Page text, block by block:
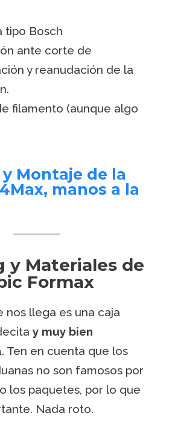
tipo Bosch
ante corte de
y reanudación de la
filamento (aunque algo
Montaje de la
manos a la
y Materiales de
Formax
nos llega es una caja
y muy bien
. Ten en cuenta que los
no son famosos por
los paquetes, por lo que
Nada roto.